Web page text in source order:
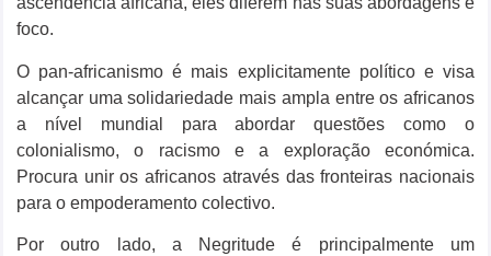
foco.
O pan-africanismo é mais explicitamente político e visa
alcançar uma solidariedade mais ampla entre os africanos
a nível mundial para abordar questões como o
colonialismo, o racismo e a exploração económica.
Procura unir os africanos através das fronteiras nacionais
para o empoderamento colectivo.
Por outro lado, a Negritude é principalmente um